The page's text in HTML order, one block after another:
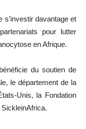
s’investir davantage et
pour lutter
en Afrique.
du soutien de
le département de la
Unis, la Fondation